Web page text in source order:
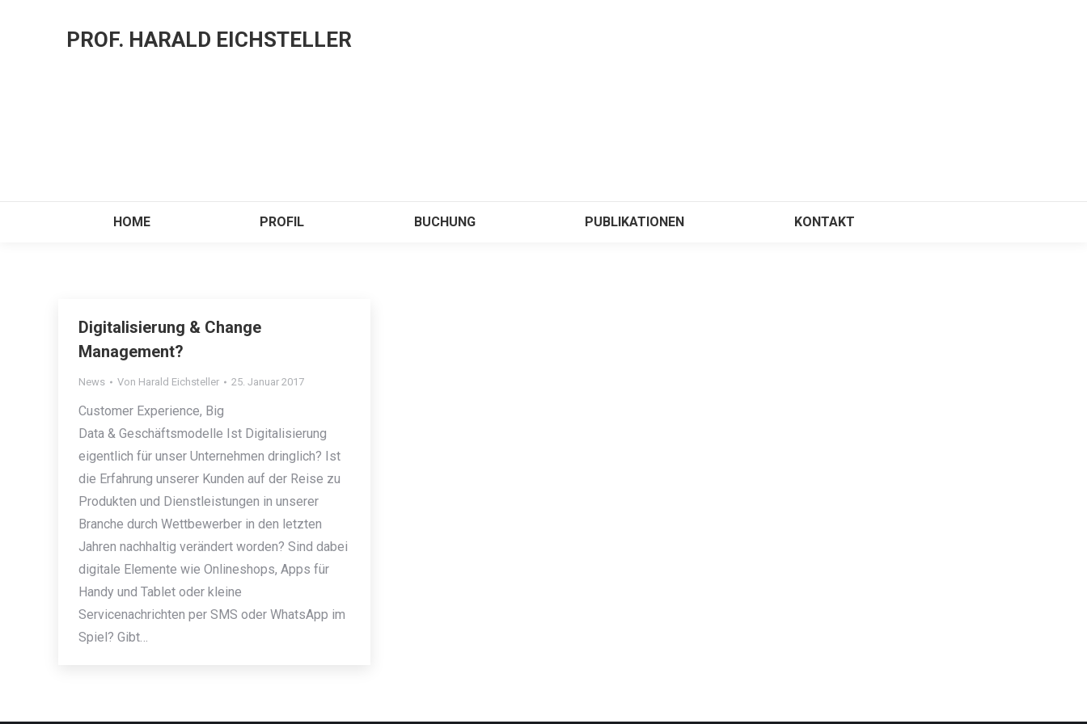
PROF. HARALD EICHSTELLER
HOME PROFIL BUCHUNG PUBLIKATIONEN KONTAKT
Digitalisierung & Change
Management?
News Von Harald Eichsteller 25. Januar 2017
Customer Experience, Big
Data & Geschäftsmodelle Ist Digitalisierung
eigentlich für unser Unternehmen dringlich? Ist
die Erfahrung unserer Kunden auf der Reise zu
Produkten und Dienstleistungen in unserer
Branche durch Wettbewerber in den letzten
Jahren nachhaltig verändert worden? Sind dabei
digitale Elemente wie Onlineshops, Apps für
Handy und Tablet oder kleine
Servicenachrichten per SMS oder WhatsApp im
Spiel? Gibt…